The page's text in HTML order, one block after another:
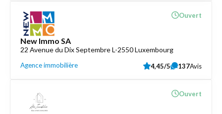
New Immo SA
22 Avenue du Dix Septembre L-2550 Luxembourg
Agence immobilière
Ouvert
4,45/5 137Avis
Ouvert